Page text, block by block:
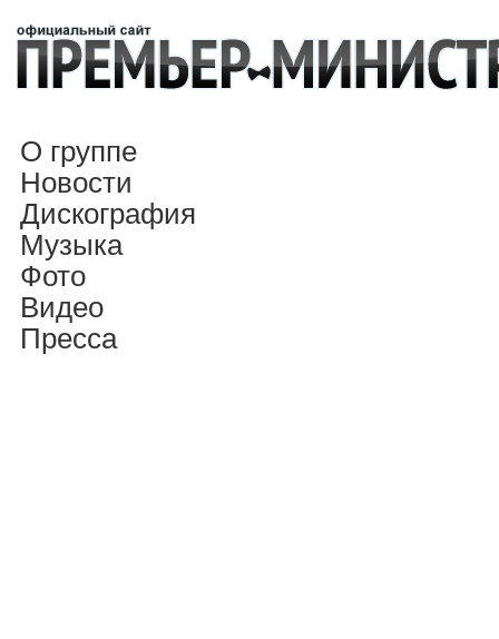
О группе
Новости
Дискография
Музыка
Фото
Видео
Пресса